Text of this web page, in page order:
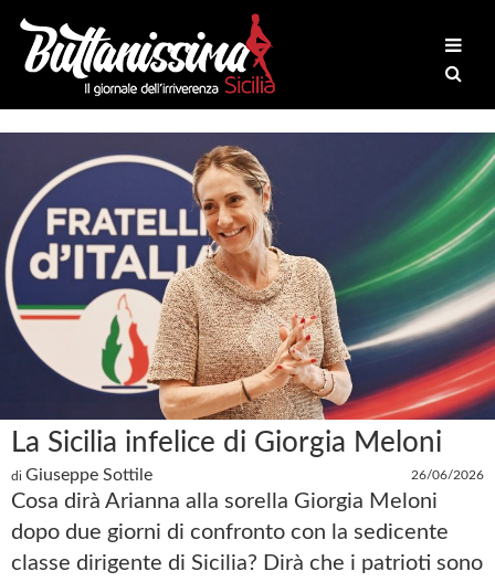
La Sicilia infelice di Giorgia Meloni
di Giuseppe Sottile 26/06/2026
Cosa dirà Arianna alla sorella Giorgia Meloni
dopo due giorni di confronto con la sedicente
classe dirigente di Sicilia? Dirà che i patrioti sono